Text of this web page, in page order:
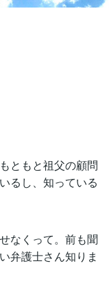
ともと祖父の顧問
るし、知っている
なくって。前も聞
弁護士さん知りま